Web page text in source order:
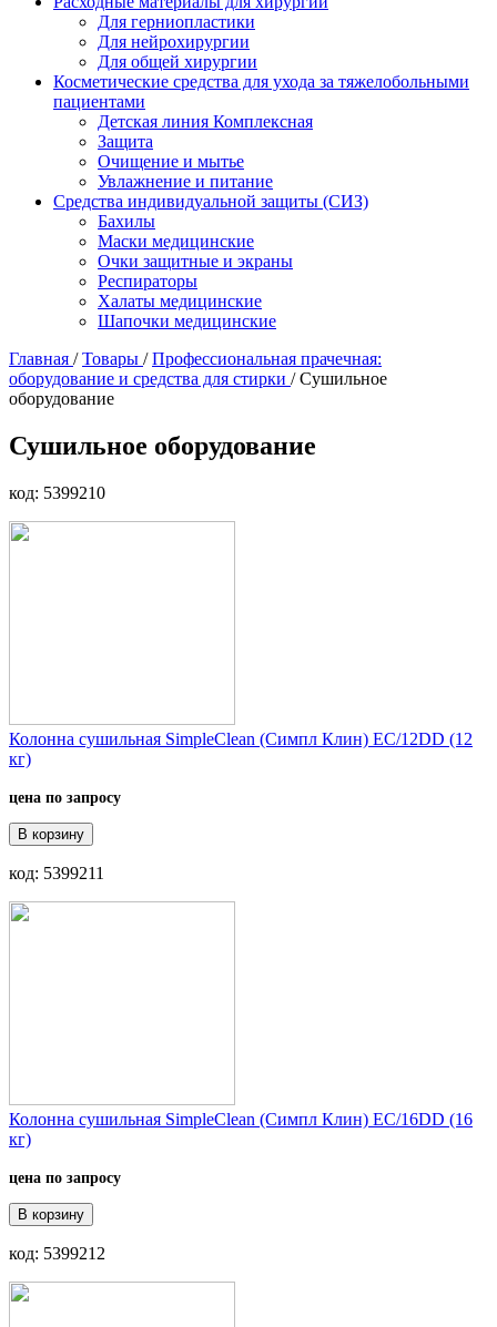
Для герниопластики
Для нейрохирургии
Для общей хирургии
Косметические средства для ухода за тяжелобольными
пациентами
Детская линия Комплексная
Защита
Очищение и мытье
Увлажнение и питание
Средства индивидуальной защиты (СИЗ)
Бахилы
Маски медицинские
Очки защитные и экраны
Респираторы
Халаты медицинские
Шапочки медицинские
Главная /Товары /Профессиональная прачечная:
оборудование и средства для стирки /Сушильное
оборудование
Сушильное оборудование
код: 5399210
Колонна сушильная SimpleClean (Симпл Клин) EC/12DD (12
кг)
цена по запросу
В корзину
код: 5399211
Колонна сушильная SimpleClean (Симпл Клин) EC/16DD (16
кг)
цена по запросу
В корзину
код: 5399212